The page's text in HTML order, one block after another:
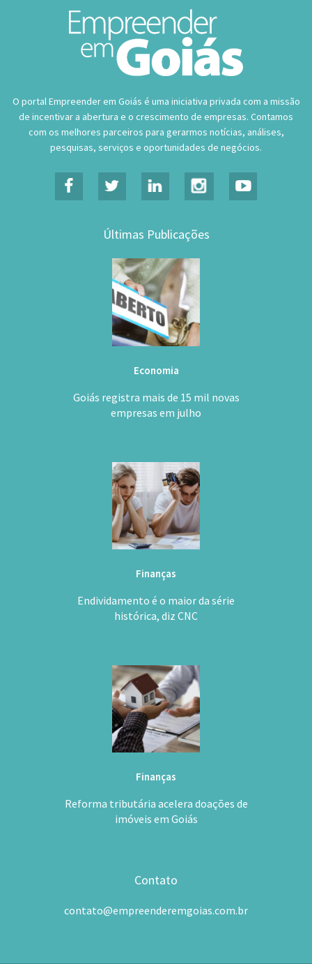
O portal Empreender em Goiás é uma iniciativa privada com a missão
de incentivar a abertura e o crescimento de empresas. Contamos
com os melhores parceiros para gerarmos notícias, análises,
pesquisas, serviços e oportunidades de negócios.
Últimas Publicações
Economia
Goiás registra mais de 15 mil novas
empresas em julho
Finanças
Endividamento é o maior da série
histórica, diz CNC
Finanças
Reforma tributária acelera doações de
imóveis em Goiás
Contato
contato@empreenderemgoias.com.br